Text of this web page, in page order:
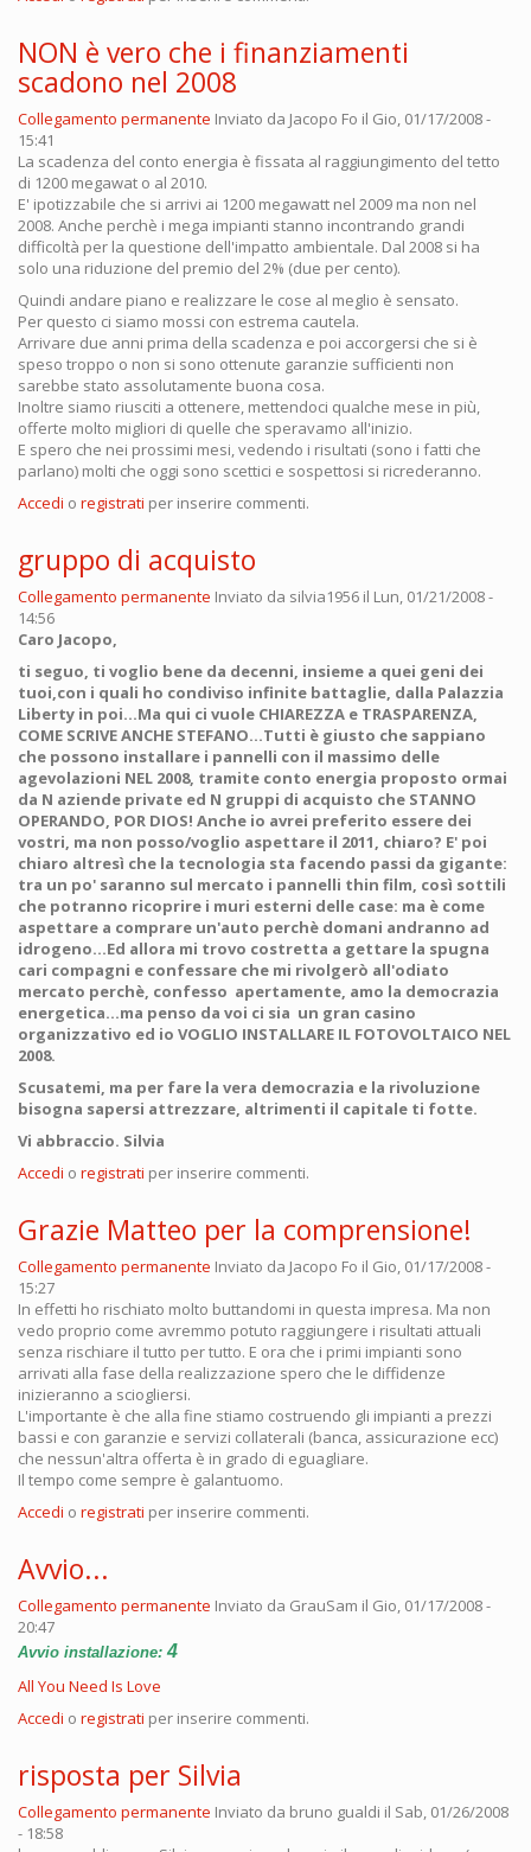
NON è vero che i finanziamenti
scadono nel 2008
Collegamento permanente Inviato da Jacopo Fo il Gio, 01/17/2008 -
15:41
La scadenza del conto energia è fissata al raggiungimento del tetto
di 1200 megawat o al 2010.
E' ipotizzabile che si arrivi ai 1200 megawatt nel 2009 ma non nel
2008. Anche perchè i mega impianti stanno incontrando grandi
difficoltà per la questione dell'impatto ambientale. Dal 2008 si ha
solo una riduzione del premio del 2% (due per cento).
Quindi andare piano e realizzare le cose al meglio è sensato.
Per questo ci siamo mossi con estrema cautela.
Arrivare due anni prima della scadenza e poi accorgersi che si è
speso troppo o non si sono ottenute garanzie sufficienti non
sarebbe stato assolutamente buona cosa.
Inoltre siamo riusciti a ottenere, mettendoci qualche mese in più,
offerte molto migliori di quelle che speravamo all'inizio.
E spero che nei prossimi mesi, vedendo i risultati (sono i fatti che
parlano) molti che oggi sono scettici e sospettosi si ricrederanno.
Accedi o registrati per inserire commenti.
gruppo di acquisto
Collegamento permanente Inviato da silvia1956 il Lun, 01/21/2008 -
14:56
Caro Jacopo,
ti seguo, ti voglio bene da decenni, insieme a quei geni dei
tuoi,con i quali ho condiviso infinite battaglie, dalla Palazzia
Liberty in poi...Ma qui ci vuole CHIAREZZA e TRASPARENZA,
COME SCRIVE ANCHE STEFANO...Tutti è giusto che sappiano
che possono installare i pannelli con il massimo delle
agevolazioni NEL 2008, tramite conto energia proposto ormai
da N aziende private ed N gruppi di acquisto che STANNO
OPERANDO, POR DIOS! Anche io avrei preferito essere dei
vostri, ma non posso/voglio aspettare il 2011, chiaro? E' poi
chiaro altresì che la tecnologia sta facendo passi da gigante:
tra un po' saranno sul mercato i pannelli thin film, così sottili
che potranno ricoprire i muri esterni delle case: ma è come
aspettare a comprare un'auto perchè domani andranno ad
idrogeno...Ed allora mi trovo costretta a gettare la spugna
cari compagni e confessare che mi rivolgerò all'odiato
mercato perchè, confesso apertamente, amo la democrazia
energetica...ma penso da voi ci sia un gran casino
organizzativo ed io VOGLIO INSTALLARE IL FOTOVOLTAICO NEL
2008.
Scusatemi, ma per fare la vera democrazia e la rivoluzione
bisogna sapersi attrezzare, altrimenti il capitale ti fotte.
Vi abbraccio. Silvia
Accedi o registrati per inserire commenti.
Grazie Matteo per la comprensione!
Collegamento permanente Inviato da Jacopo Fo il Gio, 01/17/2008 -
15:27
In effetti ho rischiato molto buttandomi in questa impresa. Ma non
vedo proprio come avremmo potuto raggiungere i risultati attuali
senza rischiare il tutto per tutto. E ora che i primi impianti sono
arrivati alla fase della realizzazione spero che le diffidenze
inizieranno a sciogliersi.
L'importante è che alla fine stiamo costruendo gli impianti a prezzi
bassi e con garanzie e servizi collaterali (banca, assicurazione ecc)
che nessun'altra offerta è in grado di eguagliare.
Il tempo come sempre è galantuomo.
Accedi o registrati per inserire commenti.
Avvio...
Collegamento permanente Inviato da GrauSam il Gio, 01/17/2008 -
20:47
Avvio installazione:4
All You Need Is Love
Accedi o registrati per inserire commenti.
risposta per Silvia
Collegamento permanente Inviato da bruno gualdi il Sab, 01/26/2008
- 18:58